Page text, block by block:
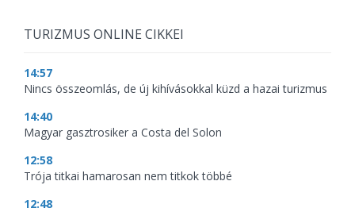
TURIZMUS ONLINE CIKKEI
14:57
Nincs összeomlás, de új kihívásokkal küzd a hazai turizmus
14:40
Magyar gasztrosiker a Costa del Solon
12:58
Trója titkai hamarosan nem titkok többé
12:48